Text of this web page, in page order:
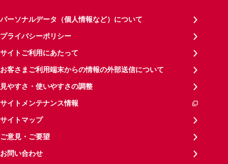
パーソナルデータ（個人情報など）について
プライバシーポリシー
サイトご利用にあたって
お客さまご利用端末からの情報の外部送信について
見やすさ・使いやすさの調整
サイトメンテナンス情報
サイトマップ
ご意見・ご要望
お問い合わせ